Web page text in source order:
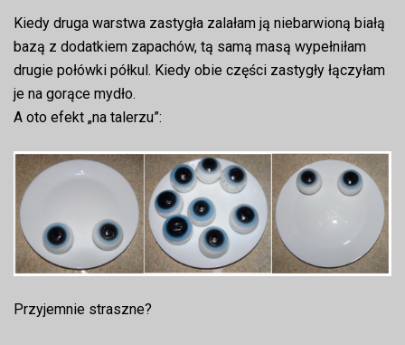
Kiedy druga warstwa zastygła zalałam ją niebarwioną białą
bazą z dodatkiem zapachów, tą samą masą wypełniłam
drugie połówki półkul. Kiedy obie części zastygły łączyłam
je na gorące mydło.
A oto efekt „na talerzu”:
Przyjemnie straszne?